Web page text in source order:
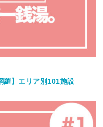
羅】エリア別101施設